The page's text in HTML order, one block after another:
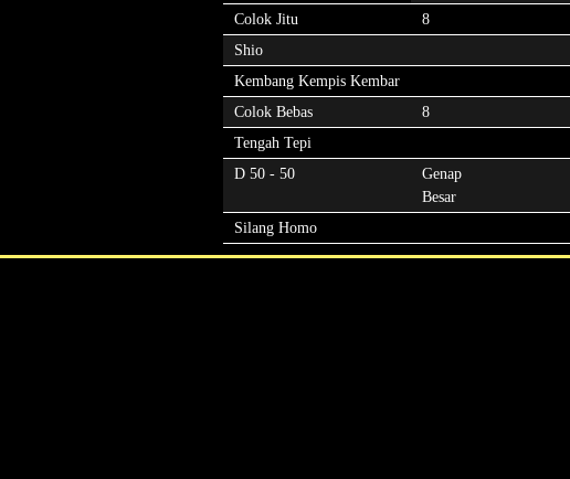
Colok Jitu
8
Shio
Kembang Kempis Kembar
Colok Bebas
8
Tengah Tepi
D 50 - 50
Genap
Besar
Silang Homo